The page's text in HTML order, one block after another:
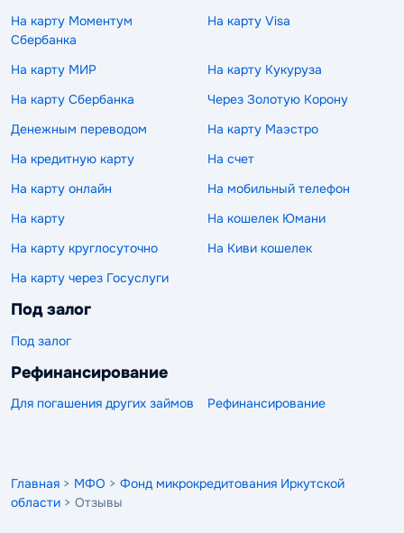
На карту Моментум
Сбербанка
На карту Visa
На карту МИР
На карту Кукуруза
На карту Сбербанка
Через Золотую Корону
Денежным переводом
На карту Маэстро
На кредитную карту
На счет
На карту онлайн
На мобильный телефон
На карту
На кошелек Юмани
На карту круглосуточно
На Киви кошелек
На карту через Госуслуги
Под залог
Под залог
Рефинансирование
Для погашения других займов Рефинансирование
Главная > МФО > Фонд микрокредитования Иркутской
области > Отзывы